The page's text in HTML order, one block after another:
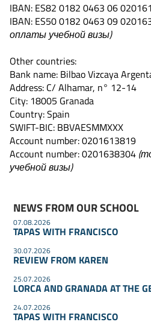
IBAN: ES82 0182 0463 06
IBAN: ES50 0182 0463 09
оплаты учебной визы)
Other countries:
Bank name: Bilbao Vizcaya
Address: C/ Alhamar, n° 12-14
City: 18005 Granada
Country: Spain
SWIFT-BIC: BBVAESMMXXX
Account number: 0201613819
Account number: 0201638304
учебной визы)
NEWS FROM OUR SCHOOL
07.08.2026
TAPAS WITH FRANCISCO
30.07.2026
REVIEW FROM KAREN
25.07.2026
LORCA AND GRANADA AT THE
24.07.2026
TAPAS WITH FRANCISCO